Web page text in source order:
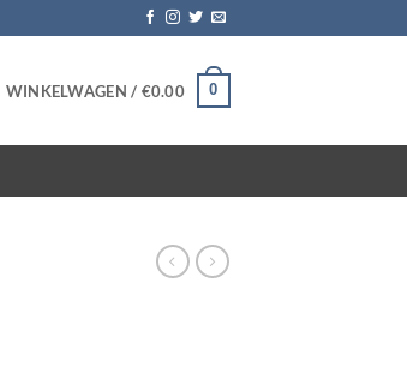
WINKELWAGEN / €0.00 0